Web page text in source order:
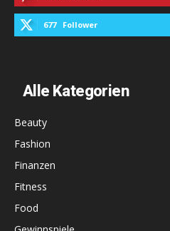
677 Follower
Alle Kategorien
Beauty
Fashion
Finanzen
Fitness
Food